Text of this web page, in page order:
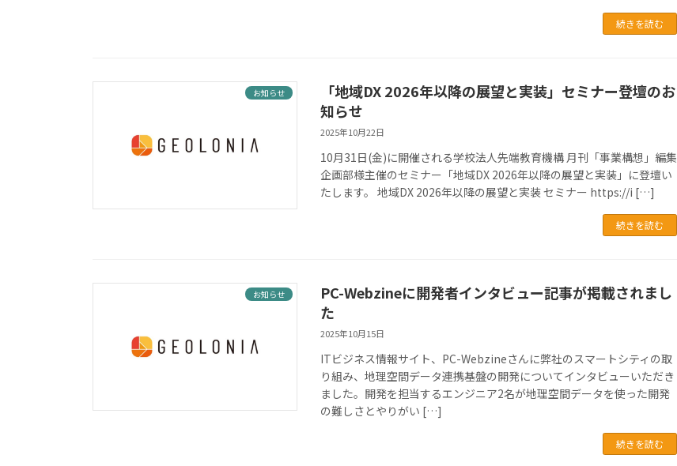
続きを読む
お知らせ
「地域DX 2026年以降の展望と実装」セミナー登壇のお
知らせ
2025年10月22日
10月31日(金)に開催される学校法人先端教育機構 月刊「事業構想」編集
企画部様主催のセミナー「地域DX 2026年以降の展望と実装」に登壇い
たします。 地域DX 2026年以降の展望と実装 セミナー https://i […]
続きを読む
お知らせ
PC-Webzineに開発者インタビュー記事が掲載されまし
た
2025年10月15日
ITビジネス情報サイト、PC-Webzineさんに弊社のスマートシティの取
り組み、地理空間データ連携基盤の開発についてインタビューいただき
ました。開発を担当するエンジニア2名が地理空間データを使った開発
の難しさとやりがい […]
続きを読む